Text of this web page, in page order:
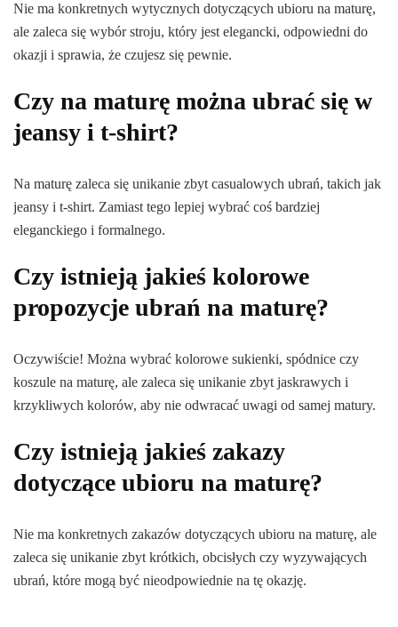
Nie ma konkretnych wytycznych dotyczących ubioru na maturę,
ale zaleca się wybór stroju, który jest elegancki, odpowiedni do
okazji i sprawia, że czujesz się pewnie.
Czy na maturę można ubrać się w
jeansy i t-shirt?
Na maturę zaleca się unikanie zbyt casualowych ubrań, takich jak
jeansy i t-shirt. Zamiast tego lepiej wybrać coś bardziej
eleganckiego i formalnego.
Czy istnieją jakieś kolorowe
propozycje ubrań na maturę?
Oczywiście! Można wybrać kolorowe sukienki, spódnice czy
koszule na maturę, ale zaleca się unikanie zbyt jaskrawych i
krzykliwych kolorów, aby nie odwracać uwagi od samej matury.
Czy istnieją jakieś zakazy
dotyczące ubioru na maturę?
Nie ma konkretnych zakazów dotyczących ubioru na maturę, ale
zaleca się unikanie zbyt krótkich, obcisłych czy wyzywających
ubrań, które mogą być nieodpowiednie na tę okazję.